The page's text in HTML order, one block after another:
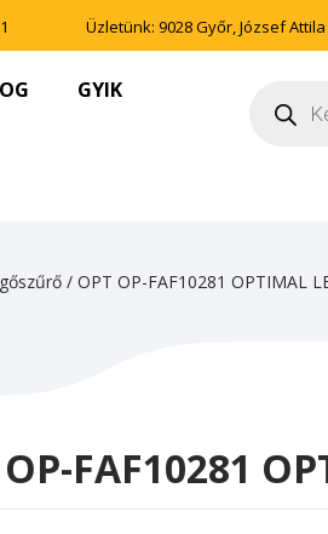
Üzletünk: 9028 Győr, József Attila
GYIK
search
/ OPT OP-FAF10281 OPTIMAL
FAF10281